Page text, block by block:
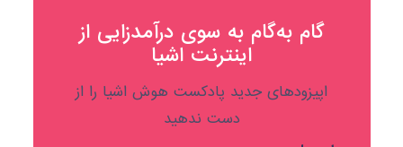
گام به‌گام به‌ سوی درآمدزایی از
اینترنت اشیا
اپیزودهای جدید پادکست هوش اشیا را از
دست ندهید